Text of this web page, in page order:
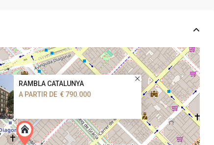
RAMBLA CATALUNYA
A PARTIR DE € 790.000